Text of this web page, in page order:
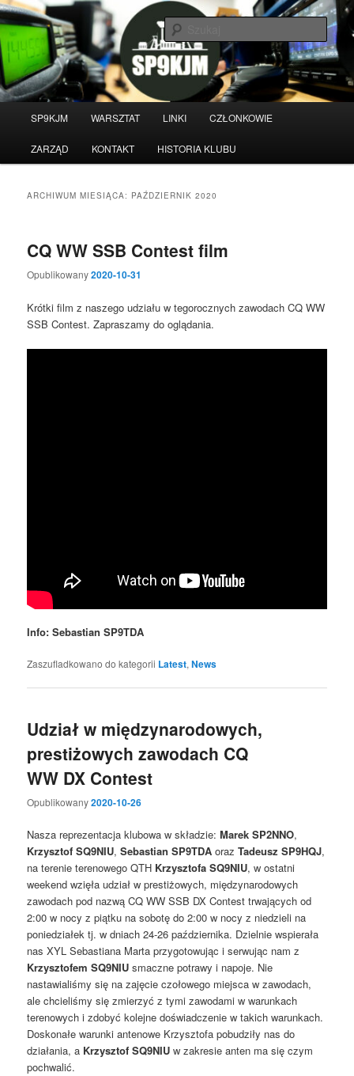
Przeskocz
do
tekstu
Przeskocz
do
widgetów
Witamy na stronie klubu
krótkofalarskiego SP9KJM
SP9KJM WARSZTAT LINKI CZŁONKOWIE
ZARZĄD KONTAKT HISTORIA KLUBU
ARCHIWUM MIESIĄCA: PAŹDZIERNIK 2020
CQ WW SSB Contest film
Opublikowany2020-10-31
Krótki film z naszego udziału w tegorocznych zawodach CQ WW
SSB Contest. Zapraszamy do oglądania.
Info: Sebastian SP9TDA
Zaszufladkowano do kategorii Latest,News
Udział w międzynarodowych,
prestiżowych zawodach CQ
WW DX Contest
Opublikowany2020-10-26
Nasza reprezentacja klubowa w składzie:Marek SP2NNO,
Krzysztof SQ9NIU,Sebastian SP9TDA orazTadeusz SP9HQJ,
na terenie terenowego QTH Krzysztofa SQ9NIU, w ostatni
weekend wzięła udział w prestiżowych, międzynarodowych
zawodach pod nazwą CQ WW SSB DX Contest trwających od
2:00 w nocy z piątku na sobotę do 2:00 w nocy z niedzieli na
poniedziałek tj. w dniach 24-26 października. Dzielnie wspierała
nas XYL Sebastiana Marta przygotowując i serwując nam z
Krzysztofem SQ9NIU smaczne potrawy i napoje. Nie
nastawialiśmy się na zajęcie czołowego miejsca w zawodach,
ale chcieliśmy się zmierzyć z tymi zawodami w warunkach
terenowych i zdobyć kolejne doświadczenie w takich warunkach.
Doskonałe warunki antenowe Krzysztofa pobudziły nas do
działania, a Krzysztof SQ9NIU w zakresie anten ma się czym
pochwalić.